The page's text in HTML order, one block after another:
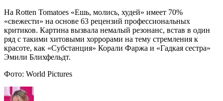
На Rotten Tomatoes «Ешь, молись, худей» имеет 70%
«свежести» на основе 63 рецензий профессиональных
критиков. Картина вызвала немалый резонанс, встав в один
ряд с такими хитовыми хоррорами на тему стремления к
красоте, как «Субстанция» Корали Фаржа и «Гадкая сестра»
Эмили Блихфельдт.
Фото: World Pictures